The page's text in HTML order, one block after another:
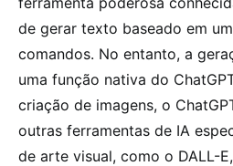
de gerar texto baseado em
comandos. No entanto, a
uma função nativa do
criação de imagens, o
outras ferramentas de IA
de arte visual, como o DALL-